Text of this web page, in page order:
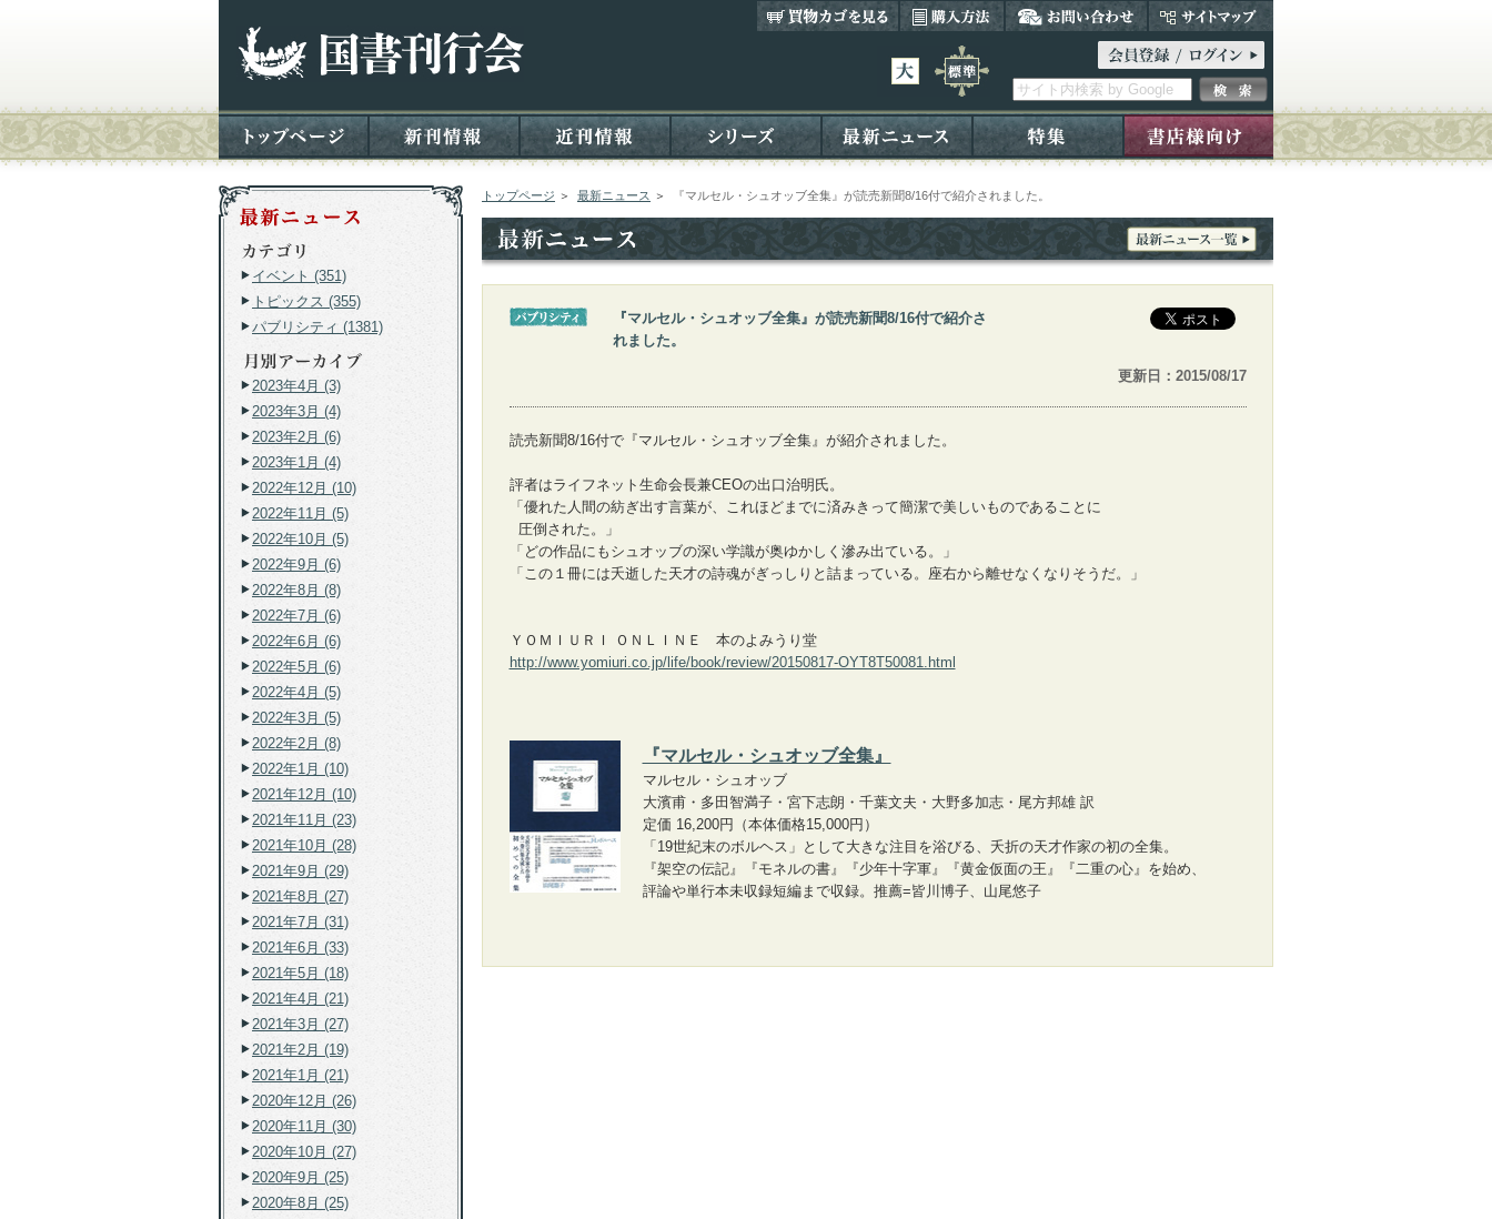
トップページ ＞ 最新ニュース ＞ 『マルセル・シュオッブ全集』が読売新聞8/16付で紹介されました。
『マルセル・シュオッブ全集』が読売新聞8/16付で紹介さ
れました。
更新日：2015/08/17
読売新聞8/16付で『マルセル・シュオッブ全集』が紹介されました。
評者はライフネット生命会長兼CEOの出口治明氏。
「優れた人間の紡ぎ出す言葉が、これほどまでに済みきって簡潔で美しいものであることに
圧倒された。」
「どの作品にもシュオッブの深い学識が奥ゆかしく滲み出ている。」
「この１冊には夭逝した天才の詩魂がぎっしりと詰まっている。座右から離せなくなりそうだ。」
ＹＯＭＩＵＲＩ ＯＮＬＩＮＥ 本のよみうり堂
http://www.yomiuri.co.jp/life/book/review/20150817-OYT8T50081.html
『マルセル・シュオッブ全集』
マルセル・シュオッブ
大濱甫・多田智満子・宮下志朗・千葉文夫・大野多加志・尾方邦雄 訳
定価 16,200円（本体価格15,000円）
「19世紀末のボルヘス」として大きな注目を浴びる、夭折の天才作家の初の全集。
『架空の伝記』『モネルの書』『少年十字軍』『黄金仮面の王』『二重の心』を始め、
評論や単行本未収録短編まで収録。推薦=皆川博子、山尾悠子
イベント (351)
トピックス (355)
パブリシティ (1381)
2023年4月 (3)
2023年3月 (4)
2023年2月 (6)
2023年1月 (4)
2022年12月 (10)
2022年11月 (5)
2022年10月 (5)
2022年9月 (6)
2022年8月 (8)
2022年7月 (6)
2022年6月 (6)
2022年5月 (6)
2022年4月 (5)
2022年3月 (5)
2022年2月 (8)
2022年1月 (10)
2021年12月 (10)
2021年11月 (23)
2021年10月 (28)
2021年9月 (29)
2021年8月 (27)
2021年7月 (31)
2021年6月 (33)
2021年5月 (18)
2021年4月 (21)
2021年3月 (27)
2021年2月 (19)
2021年1月 (21)
2020年12月 (26)
2020年11月 (30)
2020年10月 (27)
2020年9月 (25)
2020年8月 (25)